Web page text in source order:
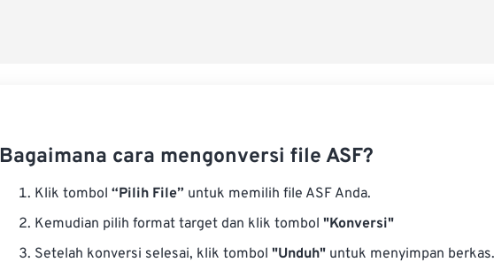
Bagaimana cara mengonversi file ASF?
Klik tombol “Pilih File” untuk memilih file ASF Anda.
Kemudian pilih format target dan klik tombol "Konversi"
Setelah konversi selesai, klik tombol "Unduh" untuk menyimpan berkas.